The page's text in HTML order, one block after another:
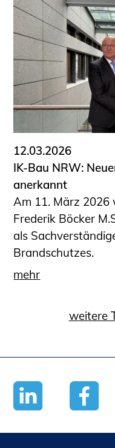
12.03.2026
IK-Bau NRW:
anerkannt
Am 11. März 2026
Frederik Böcker
als
Brandschutzes.
mehr
weitere